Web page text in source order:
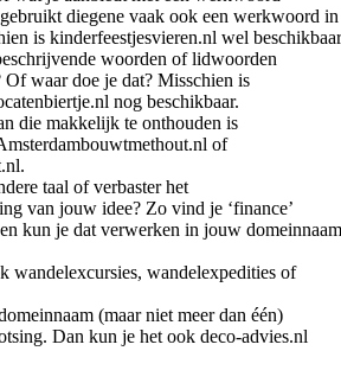
diegene vaak ook een werkwoord in
is kinderfeestjesvieren.nl wel
woorden of lidwoorden
waar doe je dat? Misschien is
nog beschikbaar.
die makkelijk te onthouden is
of
taal of verbaster het
van jouw idee? Zo vind je ‘finance’
kun je dat verwerken in jouw
wandelexcursies, wandelexpedities of
(maar niet meer dan één)
Dan kun je het ook deco-advies.nl